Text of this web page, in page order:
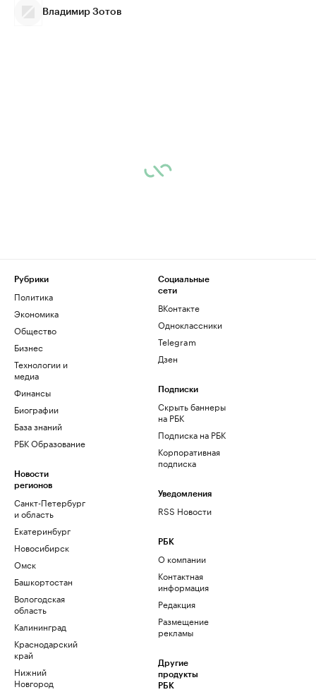
Владимир Зотов
Рубрики
Политика
Экономика
Общество
Бизнес
Технологии и
медиа
Финансы
Биографии
База знаний
РБК Образование
Новости
регионов
Санкт-Петербург
и область
Екатеринбург
Новосибирск
Омск
Башкортостан
Вологодская
область
Калининград
Краснодарский
край
Нижний
Новгород
Социальные
сети
ВКонтакте
Одноклассники
Telegram
Дзен
Подписки
Скрыть баннеры
на РБК
Подписка на РБК
Корпоративная
подписка
Уведомления
RSS Новости
РБК
О компании
Контактная
информация
Редакция
Размещение
рекламы
Другие
продукты
РБК